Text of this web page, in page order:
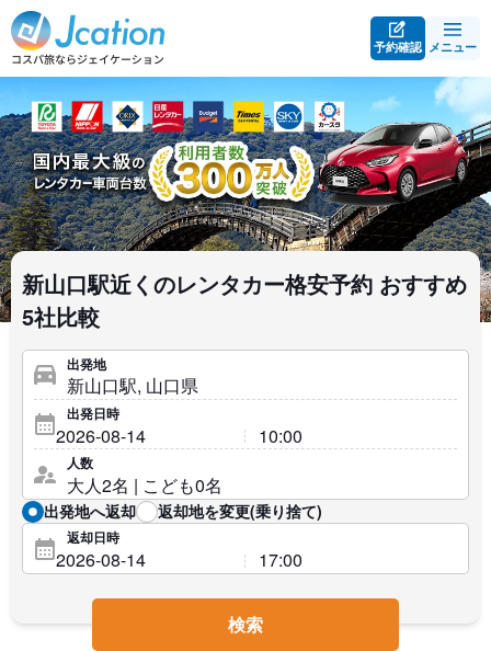
予約確認 メニュー
新山口駅近くのレンタカー格安予約 おすすめ
5社比較
出発地
出発日時
人数
出発地へ返却 返却地を変更(乗り捨て)
返却日時
検索